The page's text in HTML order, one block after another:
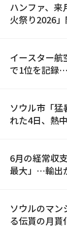
ハンファ、来
火祭り2026
イースター航
で1位を記録
ソウル市「猛
れた4日、熱
6月の経常収
最大」…輸出
ソウルのマン
る伝貰の月貰